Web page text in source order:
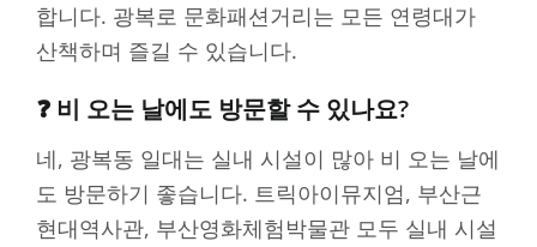
합니다. 광복로 문화패션거리는 모든 연령대가
산책하며 즐길 수 있습니다.
❓ 비 오는 날에도 방문할 수 있나요?
네, 광복동 일대는 실내 시설이 많아 비 오는 날에
도 방문하기 좋습니다. 트릭아이뮤지엄, 부산근
현대역사관, 부산영화체험박물관 모두 실내 시설